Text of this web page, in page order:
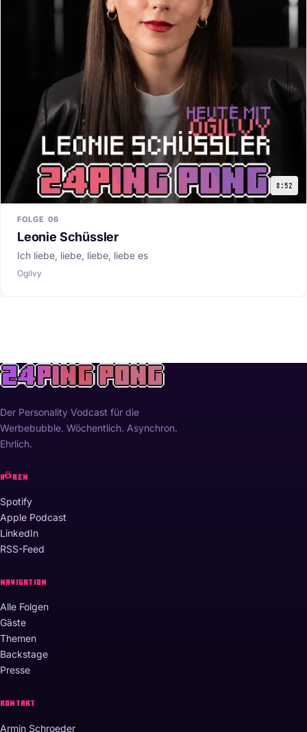
8:52
FOLGE 06
Leonie Schüssler
Ich liebe, liebe, liebe, liebe es
Ogilvy
Der Personality Vodcast für die
Werbebubble. Wöchentlich. Asynchron.
Ehrlich.
HÖREN
Spotify
Apple Podcast
LinkedIn
RSS-Feed
NAVIGATION
Alle Folgen
Gäste
Themen
Backstage
Presse
KONTAKT
Armin Schroeder